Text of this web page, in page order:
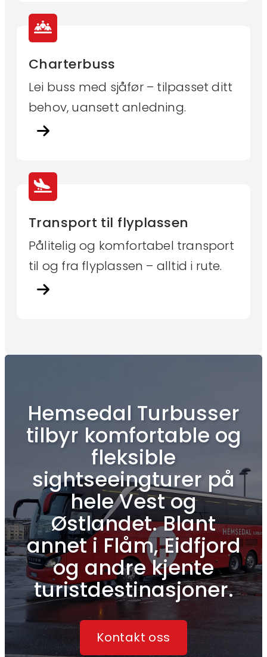
Charterbuss
Lei buss med sjåfør – tilpasset ditt
behov, uansett anledning.
Transport til flyplassen
Pålitelig og komfortabel transport
til og fra flyplassen – alltid i rute.
Hemsedal Turbusser
tilbyr komfortable og
fleksible
sightseeingturer på
hele Vest og
Østlandet. Blant
annet i Flåm, Eidfjord
og andre kjente
turistdestinasjoner.
Kontakt oss